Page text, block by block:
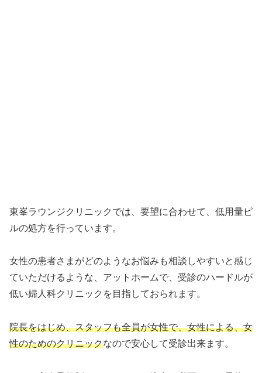
東峯ラウンジクリニックでは、要望に合わせて、低用量ピ
ルの処方を行っています。
女性の患者さまがどのようなお悩みも相談しやすいと感じ
ていただけるような、アットホームで、受診のハードルが
低い婦人科クリニックを目指しておられます。
院長をはじめ、スタッフも全員が女性で、女性による、女
性のためのクリニックなので安心して受診出来ます。